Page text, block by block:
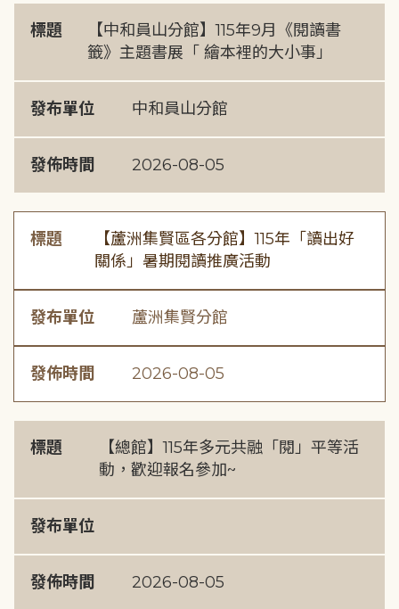
標題
【中和員山分館】115年9月《閱讀書
籤》主題書展「 繪本裡的大小事」
發布單位 中和員山分館
發佈時間 2026-08-05
標題
【蘆洲集賢區各分館】115年「讀出好
關係」暑期閱讀推廣活動
發布單位 蘆洲集賢分館
發佈時間 2026-08-05
標題
【總館】115年多元共融「閱」平等活
動，歡迎報名參加~
發布單位
發佈時間 2026-08-05